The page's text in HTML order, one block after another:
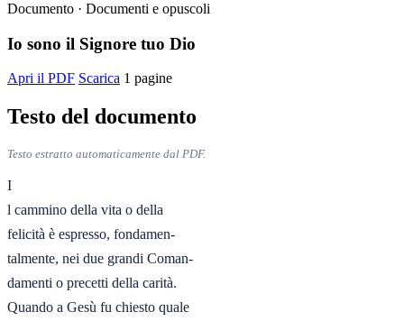
Documento · Documenti e opuscoli
Io sono il Signore tuo Dio
Apri il PDF Scarica 1 pagine
Testo del documento
Testo estratto automaticamente dal PDF.
I
l cammino della vita o della
felicità è espresso, fondamen-
talmente, nei due grandi Coman-
damenti o precetti della carità.
Quando a Gesù fu chiesto quale